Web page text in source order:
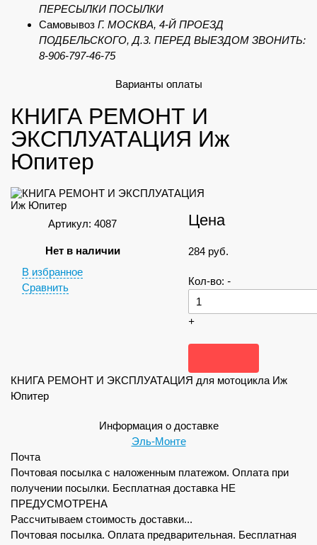
ПЕРЕСЫЛКИ ПОСЫЛКИ
Самовывоз Г. МОСКВА, 4-Й ПРОЕЗД
ПОДБЕЛЬСКОГО, Д.3. ПЕРЕД ВЫЕЗДОМ ЗВОНИТЬ:
8-906-797-46-75
Варианты оплаты
КНИГА РЕМОНТ И
ЭКСПЛУАТАЦИЯ Иж
Юпитер
Артикул: 4087
Нет в наличии
В избранное
Сравнить
Цена
284 руб.
Кол-во: -
+
КНИГА РЕМОНТ И ЭКСПЛУАТАЦИЯ для мотоцикла Иж
Юпитер
Информация о доставке
Эль-Монте
Почта
Почтовая посылка с наложенным платежом. Оплата при
получении посылки. Бесплатная доставка НЕ
ПРЕДУСМОТРЕНА
Рассчитываем стоимость доставки...
Почтовая посылка. Оплата предварительная. Бесплатная